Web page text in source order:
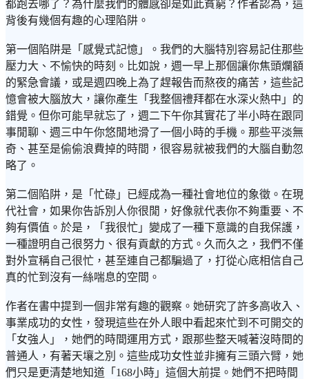
都跑去哪了？為什麼我們的體感卻是如此貧窮？作者認為，這
背後有幾個有趣的心理陷阱。
第一個陷阱是「感覺式記憶」。我們的大腦特別容易記住那些
壓力大、不愉快的時刻。比如說，週一早上那個讓你焦頭爛額
的緊急會議，或是週四晚上為了趕報告而熬夜的痛苦，這些記
憶會被大腦放大，讓你產生「我整個禮拜都在水深火熱中」的
錯覺。但你可能早就忘了，週二下午你其實花了半小時在跟同
事閒聊、週三中午你悠閒地滑了一個小時的手機。那些平淡無
奇、甚至是偷偷浪費掉的時間，很容易就被我們的大腦自動忽
略了。
第二個陷阱，是「忙碌」已經成為一種社會地位的象徵。在現
代社會，如果你告訴別人你很閒，好像就代表你不夠重要、不
夠有價值。於是，「我很忙」變成了一種下意識的自我保護，
一種證明自己很努力、很有貢獻的方式。久而久之，我們不僅
對外宣稱自己很忙，甚至連自己都騙過了，打從心底相信自己
真的忙到沒有一絲喘息的空間。
作者在書中提到一個非常有趣的觀察。她研究了許多高收入、
事業成功的女性，發現這些在外人眼中看起來忙到不可開交的
「女強人」，她們的時間運用方式，跟那些整天喊著沒時間的
普通人，有著天壤之別。這些成功女性並非擁有三頭六臂，她
們只是更清楚地知道「168小時」這個大前提。她們不把時間